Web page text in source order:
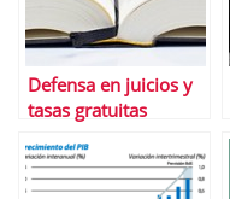
Defensa en juicios y
tasas gratuitas